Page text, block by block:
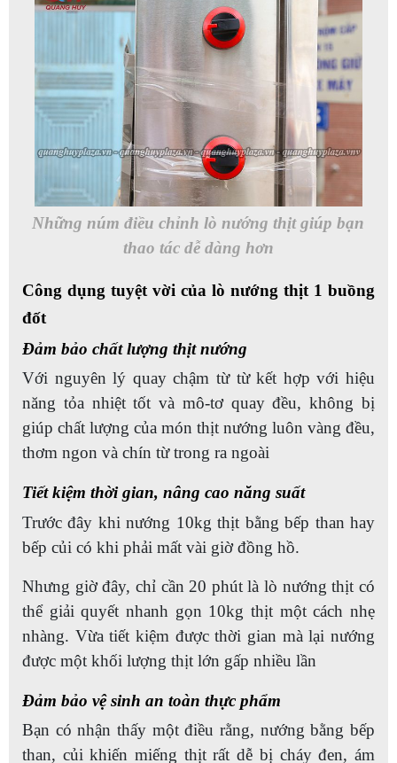
Những núm điều chỉnh lò nướng thịt giúp bạn
thao tác dễ dàng hơn
Công dụng tuyệt vời của lò nướng thịt 1 buồng
đốt
Đảm bảo chất lượng thịtnướng
Với nguyên lý quay chậm từ từ kết hợp với hiệu
năng tỏa nhiệt tốt và mô-tơ quay đều, không bị
giúp chất lượng của món thịt nướng luôn vàng đều,
thơm ngon và chín từ trong ra ngoài
Tiết kiệm thời gian, nâng cao năng suất
Trước đây khi nướng 10kg thịt bằng bếp than hay
bếp củi có khi phải mất vài giờ đồng hồ.
Nhưng giờ đây, chỉ cần 20 phút là lò nướng thịt có
thể giải quyết nhanh gọn 10kg thịt một cách nhẹ
nhàng. Vừa tiết kiệm được thời gian mà lại nướng
được một khối lượng thịt lớn gấp nhiều lần
Đảm bảo vệ sinh an toàn thực phẩm
Bạn có nhận thấy một điều rằng, nướng bằng bếp
than, củi khiến miếng thịt rất dễ bị cháy đen, ám